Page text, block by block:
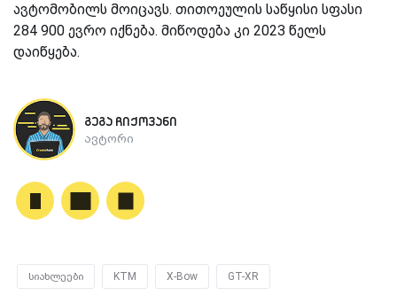
ავტომობილს მოიცავს. თითოეულის საწყისი სფასი
284 900 ევრო იქნება. მიწოდება კი 2023 წელს
დაიწყება.
გეგა ჩიქოვანი
ავტორი
სიახლეები KTM X-Bow GT-XR